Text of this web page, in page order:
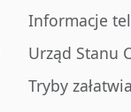
Informacje
Urząd Stanu
Tryby